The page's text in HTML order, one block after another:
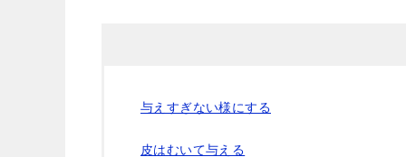
与えすぎない様にする
皮はむいて与える